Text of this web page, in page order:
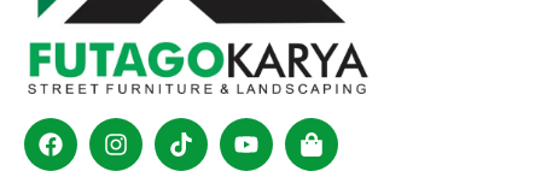
FacebookInstagram
TiktokYoutubeShopping-
bag